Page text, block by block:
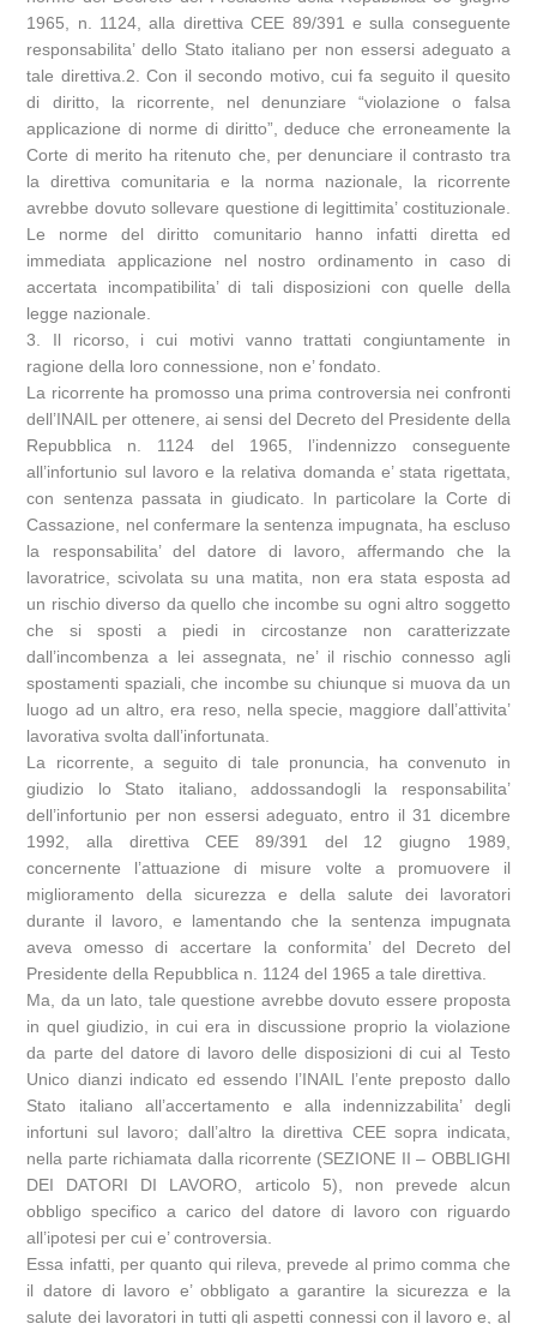
1965, n. 1124, alla direttiva CEE 89/391 e sulla conseguente
responsabilita’ dello Stato italiano per non essersi adeguato a
tale direttiva.2. Con il secondo motivo, cui fa seguito il quesito
di diritto, la ricorrente, nel denunziare “violazione o falsa
applicazione di norme di diritto”, deduce che erroneamente la
Corte di merito ha ritenuto che, per denunciare il contrasto tra
la direttiva comunitaria e la norma nazionale, la ricorrente
avrebbe dovuto sollevare questione di legittimita’ costituzionale.
Le norme del diritto comunitario hanno infatti diretta ed
immediata applicazione nel nostro ordinamento in caso di
accertata incompatibilita’ di tali disposizioni con quelle della
legge nazionale.
3. Il ricorso, i cui motivi vanno trattati congiuntamente in
ragione della loro connessione, non e’ fondato.
La ricorrente ha promosso una prima controversia nei confronti
dell’INAIL per ottenere, ai sensi del Decreto del Presidente della
Repubblica n. 1124 del 1965, l’indennizzo conseguente
all’infortunio sul lavoro e la relativa domanda e’ stata rigettata,
con sentenza passata in giudicato. In particolare la Corte di
Cassazione, nel confermare la sentenza impugnata, ha escluso
la responsabilita’ del datore di lavoro, affermando che la
lavoratrice, scivolata su una matita, non era stata esposta ad
un rischio diverso da quello che incombe su ogni altro soggetto
che si sposti a piedi in circostanze non caratterizzate
dall’incombenza a lei assegnata, ne’ il rischio connesso agli
spostamenti spaziali, che incombe su chiunque si muova da un
luogo ad un altro, era reso, nella specie, maggiore dall’attivita’
lavorativa svolta dall’infortunata.
La ricorrente, a seguito di tale pronuncia, ha convenuto in
giudizio lo Stato italiano, addossandogli la responsabilita’
dell’infortunio per non essersi adeguato, entro il 31 dicembre
1992, alla direttiva CEE 89/391 del 12 giugno 1989,
concernente l’attuazione di misure volte a promuovere il
miglioramento della sicurezza e della salute dei lavoratori
durante il lavoro, e lamentando che la sentenza impugnata
aveva omesso di accertare la conformita’ del Decreto del
Presidente della Repubblica n. 1124 del 1965 a tale direttiva.
Ma, da un lato, tale questione avrebbe dovuto essere proposta
in quel giudizio, in cui era in discussione proprio la violazione
da parte del datore di lavoro delle disposizioni di cui al Testo
Unico dianzi indicato ed essendo l’INAIL l’ente preposto dallo
Stato italiano all’accertamento e alla indennizzabilita’ degli
infortuni sul lavoro; dall’altro la direttiva CEE sopra indicata,
nella parte richiamata dalla ricorrente (SEZIONE II – OBBLIGHI
DEI DATORI DI LAVORO, articolo 5), non prevede alcun
obbligo specifico a carico del datore di lavoro con riguardo
all’ipotesi per cui e’ controversia.
Essa infatti, per quanto qui rileva, prevede al primo comma che
il datore di lavoro e’ obbligato a garantire la sicurezza e la
salute dei lavoratori in tutti gli aspetti connessi con il lavoro e, al